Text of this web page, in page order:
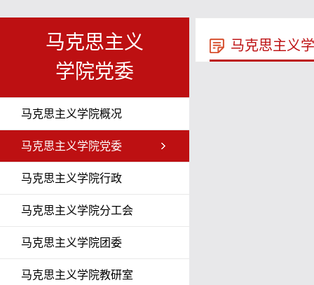
马克思主义
学院党委
马克思主义学院概况
马克思主义学院党委
马克思主义学院行政
马克思主义学院分工会
马克思主义学院团委
马克思主义学院教研室
马克思主义